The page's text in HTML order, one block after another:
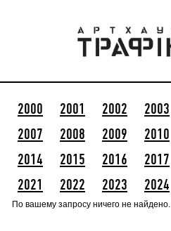
2000 2001 2002 2003
2007
2008 2009 2010
2014
2015 2016 2017
2021
2022 2023 2024
По вашему запросу ничего не найдено.